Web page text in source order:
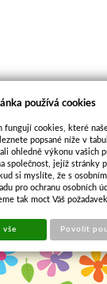
shop
používá cookies
fungují cookies, které
popsané níže v
ohledně výkonu vašich
společnost, jejíž stránky
si myslíte, že s
pro ochranu osobních
tak moct Váš
vše Povolit